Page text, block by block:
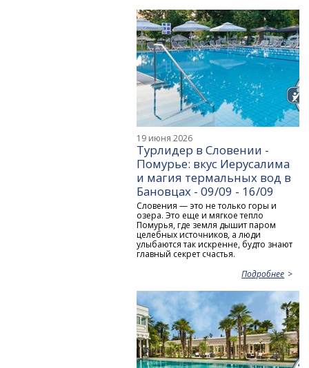
19 июня 2026
Турлидер в Словении -
Помурье: вкус Иерусалима
и магия термальных вод в
Бановцах - 09/09 - 16/09
Словения — это не только горы и
озера. Это еще и мягкое тепло
Помурья, где земля дышит паром
целебных источников, а люди
улыбаются так искренне, будто знают
главный секрет счастья.
Подробнее